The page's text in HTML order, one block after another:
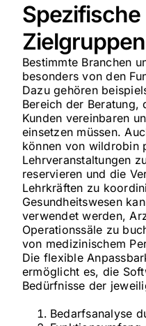
Zielgruppen
Bestimmte Branchen
besonders von den
Dazu gehören
Bereich der Beratung,
Kunden vereinbaren
einsetzen müssen.
können von wildrobin
Lehrveranstaltungen
reservieren und die
Lehrkräften zu
Gesundheitswesen
verwendet werden,
Operationssäle zu
von medizinischem
Die flexible
ermöglicht es, die
Bedürfnisse der
Bedarfsanalyse